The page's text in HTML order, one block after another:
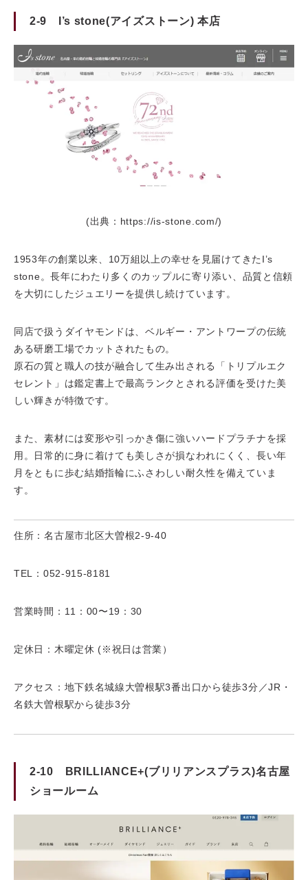
2-9 I’s stone(アイズストーン) 本店
(出典：https://is-stone.com/)
1953年の創業以来、10万組以上の幸せを見届けてきたI’s
stone。長年にわたり多くのカップルに寄り添い、品質と信頼
を大切にしたジュエリーを提供し続けています。
同店で扱うダイヤモンドは、ベルギー・アントワープの伝統
ある研磨工場でカットされたもの。
原石の質と職人の技が融合して生み出される「トリプルエク
セレント」は鑑定書上で最高ランクとされる評価を受けた美
しい輝きが特徴です。
また、素材には変形や引っかき傷に強いハードプラチナを採
用。日常的に身に着けても美しさが損なわれにくく、長い年
月をともに歩む結婚指輪にふさわしい耐久性を備えていま
す。
住所：名古屋市北区大曽根2-9-40
TEL：052-915-8181
営業時間：11：00〜19：30
定休日：木曜定休 (※祝日は営業）
アクセス：地下鉄名城線大曽根駅3番出口から徒歩3分／JR・
名鉄大曽根駅から徒歩3分
2-10 BRILLIANCE+(ブリリアンスプラス)名古屋
ショールーム